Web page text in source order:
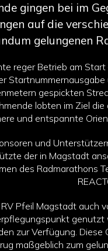
gingen bei im
auf die
gelungenen
reger Betrieb am
gespickten
lobten im Ziel
und entspannte
und
der in Magstadt
des Radmarathons
Pfeil Magstadt auch
zur Verfügung.
maßgeblich zum